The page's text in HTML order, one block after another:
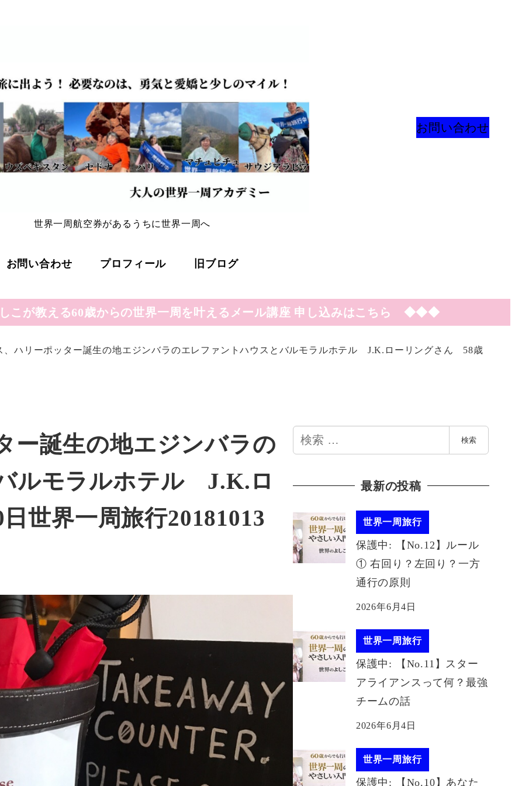
世界一周航空券があるうちに世界一周へ
お問い合わせ
お問い合わせ プロフィール 旧ブログ
が教える60歳からの世界一周を叶えるメール講座 申し込みはこちら ◆◆◆
、ハリーポッター誕生の地エジンバラのエレファントハウスとバルモラルホテル J.K.ローリングさん 58歳
ー誕生の地エジンバラの
ルモラルホテル J.K.ロ
世界一周旅行20181013
検
索
検索
最新の投稿
世界一周旅行
保護中: 【No.12】ルール
① 右回り？左回り？一方
通行の原則
2026年6月4日
世界一周旅行
保護中: 【No.11】スター
アライアンスって何？最強
チームの話
2026年6月4日
世界一周旅行
保護中: 【No.10】あなた